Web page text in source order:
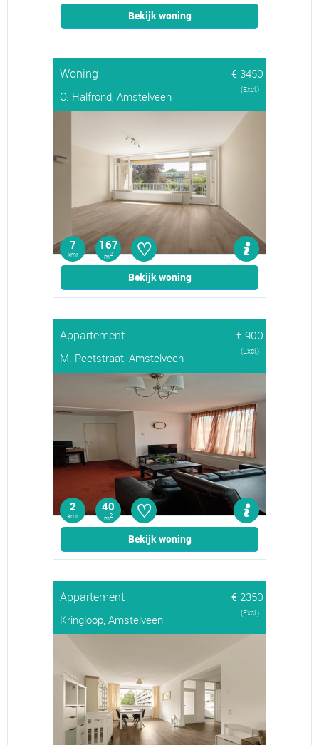
Bekijk woning
Woning
€ 3450
O. Halfrond, Amstelveen
(Excl.)
7
kmr
167
m2 ♡
Bekijk woning
Appartement
€ 900
M. Peetstraat, Amstelveen
(Excl.)
2
kmr
40
m2 ♡
Bekijk woning
Appartement
€ 2350
Kringloop, Amstelveen
(Excl.)